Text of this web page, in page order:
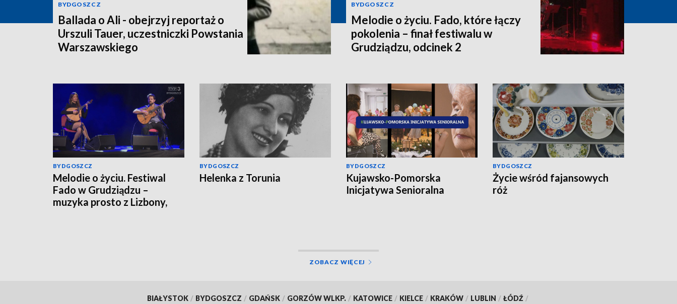
BYDGOSZCZ
Ballada o Ali - obejrzyj reportaż o
Urszuli Tauer, uczestniczki Powstania
Warszawskiego
BYDGOSZCZ
Melodie o życiu. Fado, które łączy
pokolenia – finał festiwalu w
Grudziądzu, odcinek 2
BYDGOSZCZ
Melodie o życiu. Festiwal
Fado w Grudziądzu –
muzyka prosto z Lizbony,
BYDGOSZCZ
Helenka z Torunia
BYDGOSZCZ
Kujawsko-Pomorska
Inicjatywa Senioralna
BYDGOSZCZ
Życie wśród fajansowych
róż
ZOBACZ WIĘCEJ
BIAŁYSTOK / BYDGOSZCZ / GDAŃSK / GORZÓW WLKP. / KATOWICE / KIELCE / KRAKÓW / LUBLIN / ŁÓDŹ /